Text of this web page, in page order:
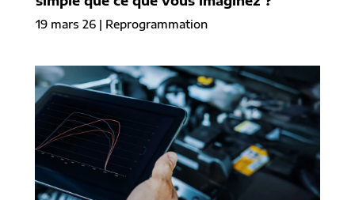
19 mars 26| Reprogrammation